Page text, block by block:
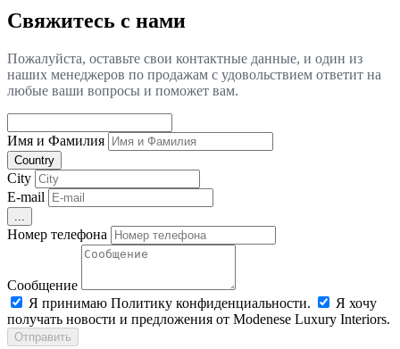
Свяжитесь с нами
Пожалуйста, оставьте свои контактные данные, и один из
наших менеджеров по продажам с удовольствием ответит на
любые ваши вопросы и поможет вам.
Имя и Фамилия
Country
City
E-mail
Номер телефона
Сообщение
Я принимаю Политику конфиденциальности.
Я хочу
получать новости и предложения от Modenese Luxury Interiors.
Отправить